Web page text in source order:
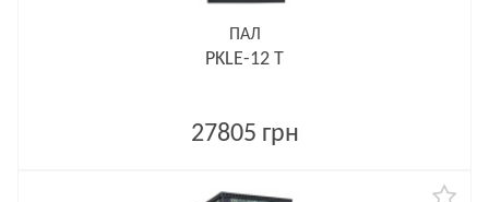
ПАЛ
PKLE-12 T
27805 грн